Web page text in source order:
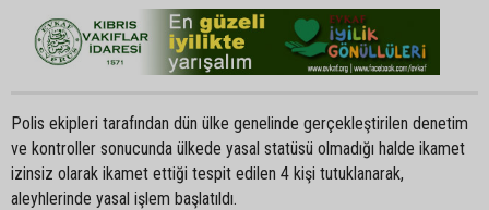
Polis ekipleri tarafından dün ülke genelinde gerçekleştirilen denetim
ve kontroller sonucunda ülkede yasal statüsü olmadığı halde ikamet
izinsiz olarak ikamet ettiği tespit edilen 4 kişi tutuklanarak,
aleyhlerinde yasal işlem başlatıldı.